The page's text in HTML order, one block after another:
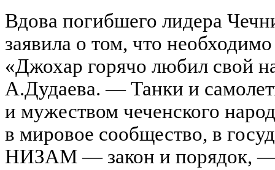
Вдова погибшего лидера
заявила о том, что
«Джохар горячо любил свой
А.Дудаева. — Танки и
и мужеством чеченского
в мировое сообщество, в
НИЗАМ — закон и порядок, —